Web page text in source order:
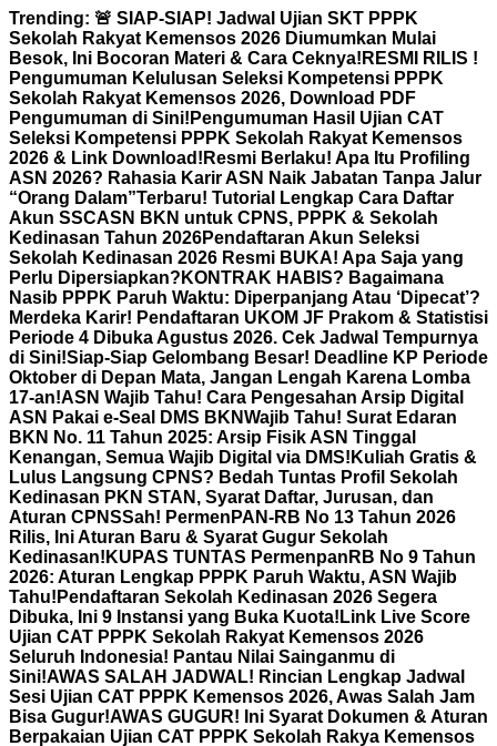
Skip
to
content
Trending: 🚨 SIAP-SIAP! Jadwal Ujian SKT PPPK
Sekolah Rakyat Kemensos 2026 Diumumkan Mulai
Besok, Ini Bocoran Materi & Cara Ceknya! RESMI RILIS !
Pengumuman Kelulusan Seleksi Kompetensi PPPK
Sekolah Rakyat Kemensos 2026, Download PDF
Pengumuman di Sini! Pengumuman Hasil Ujian CAT
Seleksi Kompetensi PPPK Sekolah Rakyat Kemensos
2026 & Link Download! Resmi Berlaku! Apa Itu Profiling
ASN 2026? Rahasia Karir ASN Naik Jabatan Tanpa Jalur
“Orang Dalam”Terbaru! Tutorial Lengkap Cara Daftar
Akun SSCASN BKN untuk CPNS, PPPK & Sekolah
Kedinasan Tahun 2026Pendaftaran Akun Seleksi
Sekolah Kedinasan 2026 Resmi BUKA! Apa Saja yang
Perlu Dipersiapkan? KONTRAK HABIS? Bagaimana
Nasib PPPK Paruh Waktu: Diperpanjang Atau ‘Dipecat’?
Merdeka Karir! Pendaftaran UKOM JF Prakom & Statistisi
Periode 4 Dibuka Agustus 2026. Cek Jadwal Tempurnya
di Sini!Siap-Siap Gelombang Besar! Deadline KP Periode
Oktober di Depan Mata, Jangan Lengah Karena Lomba
17-an!ASN Wajib Tahu! Cara Pengesahan Arsip Digital
ASN Pakai e-Seal DMS BKNWajib Tahu! Surat Edaran
BKN No. 11 Tahun 2025: Arsip Fisik ASN Tinggal
Kenangan, Semua Wajib Digital via DMS! Kuliah Gratis &
Lulus Langsung CPNS? Bedah Tuntas Profil Sekolah
Kedinasan PKN STAN, Syarat Daftar, Jurusan, dan
Aturan CPNSSah! PermenPAN-RB No 13 Tahun 2026
Rilis, Ini Aturan Baru & Syarat Gugur Sekolah
Kedinasan! KUPAS TUNTAS PermenpanRB No 9 Tahun
2026: Aturan Lengkap PPPK Paruh Waktu, ASN Wajib
Tahu! Pendaftaran Sekolah Kedinasan 2026 Segera
Dibuka, Ini 9 Instansi yang Buka Kuota! Link Live Score
Ujian CAT PPPK Sekolah Rakyat Kemensos 2026
Seluruh Indonesia! Pantau Nilai Sainganmu di
Sini!AWAS SALAH JADWAL! Rincian Lengkap Jadwal
Sesi Ujian CAT PPPK Kemensos 2026, Awas Salah Jam
Bisa Gugur!AWAS GUGUR! Ini Syarat Dokumen & Aturan
Berpakaian Ujian CAT PPPK Sekolah Rakya Kemensos